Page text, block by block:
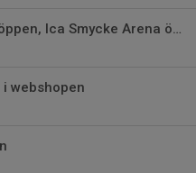
Status 26 feb - Ö Plan öppen, Ica Smycke Arena öppen i helgen
webshopen